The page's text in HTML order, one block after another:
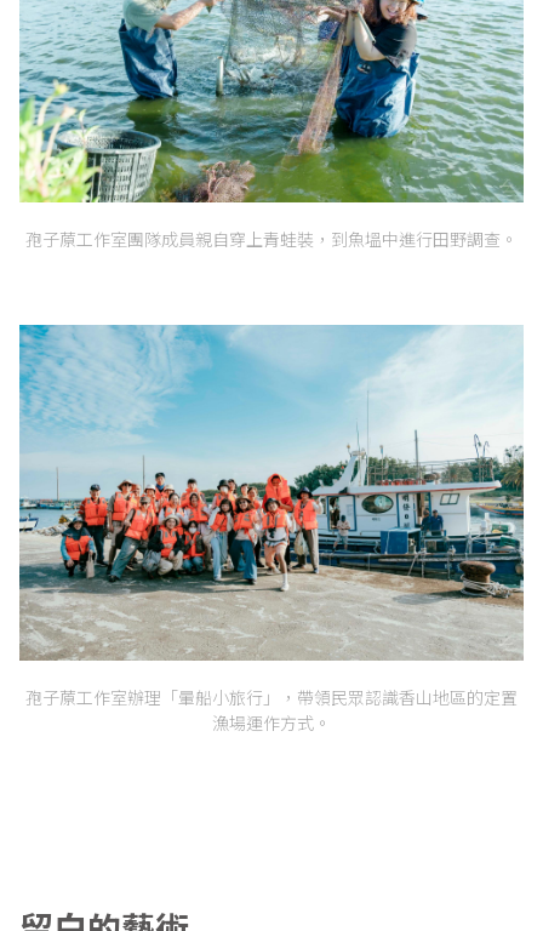
孢子蒝工作室團隊成員親自穿上青蛙裝，到魚塭中進行田野調查。
孢子蒝工作室辦理「暈船小旅行」，帶領民眾認識香山地區的定置
漁場運作方式。